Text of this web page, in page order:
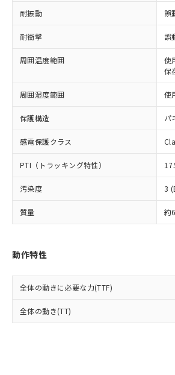
耐振動 誤
耐衝撃 誤
周囲温度範囲
使
保
周囲湿度範囲 使
保護構造 パ
感電保護クラス
PTI（トラッキング特性）
汚染度 3
質量 約
動作特性
全体の動きに必要な力(TTF)
全体の動き(TT)
記載している更新日時点
タに基づき作成されるも
覧された時点での実際の
準価格とは異なる場合が
正式な納期状況および標
様のお取引先、またはお
ムロン制御機器販売店・
オムロン制御機器販売店
販売ネットワーク
ください。
在庫状況および標準価格
事前の承諾なく第三者に漏
示しないようお願いしま
マイパーツ機能（部品リ
ビス）をご利用いただく
メンバーズにご登録され
および当社の共同利用者
品・サービスに関するお客
をご了承ください。
※当社の共同利用者とは、
鉛(Pb) 1000ppm以下、 水銀(Hg)
六価クロム(Cr(Ⅵ)) 1000ppm以下、ポリ
類(PBB) 1000ppm以下、ポリ臭化ジフ
(PBDE) 1000ppm以下、フタル酸ビス(2-
ル) (DEHP)(別名：DOP) 1000ppm以下
ルベンジル（BBP） 1000ppm以下、フ
（DBP） 1000ppm以下、フタル酸ジ
(DIBP) 1000ppm以下
但し、RoHS指令で産業用監視および制
適用除外項目は除く。
フタル酸エステル類の４物質については
図的な使用がないことを確認しています
※2 対応予定月
部品在庫の切り替え状況など
月が前後することがあります。
下記の非含有証明書をダウンロ
とができます。
EU RoHS指令（10物質）の非含
*中国RoHS10物質の基準値 (GB/
Pb(鉛) :1000ppm、 Hg(水銀) :
Cr(Ⅵ)(六価クロム) : 1000ppm、 PBBs(
ニル類) : 1000ppm、 PBDEs(ポリ臭化ジ
ル) : 1000ppm、
DEHP(フタル酸ビス(2-エチルヘキシル
※2 環境保護使用期限
「ｅ」：有害物質（10物質）の
準値以下であることを示します
「10」：通常の使用状況下に
質が外部に漏えいし、環境に
及ぼさない年数を意味します。
（以下｢規制貨物等」と
または国外への提供する
国政府の輸出許可(または
可)を取得するなどの必要
当社は規制貨物を破棄す
全に破砕するなど、違法
いよう必要な手段を講じ
当社は貴社製品を、核兵
ル、化学兵器、生物兵器
武器並びにこれらの製造
使用いたしません。
当社は、貴社製品を第三
場合は、上記1、2および3
該第三者に通知します。
販売先および販売に係わ
法に輸出するおそれがあ
り引きをいたしません。
○ 一定数以上の在庫あり
△ 一定数には満たない
在庫なし(最新の在庫
いては、お客様のお
たはお客様担当のオ
機器販売店・当社販
認ください)
受注生産機種、また
情報を公開していない